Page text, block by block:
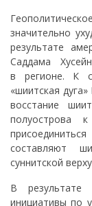
значительно
результате
Саддама
в регионе. К
«шиитская
восстание
полуострова
составляют
суннитской
В результате
инициативы по